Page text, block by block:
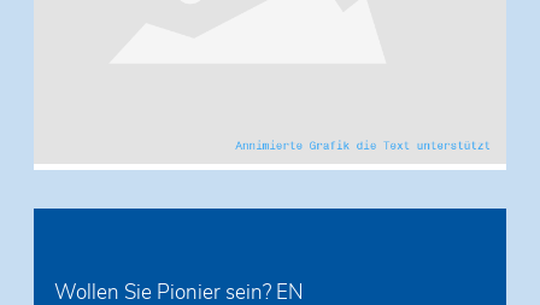
Wollen Sie Pionier sein? EN